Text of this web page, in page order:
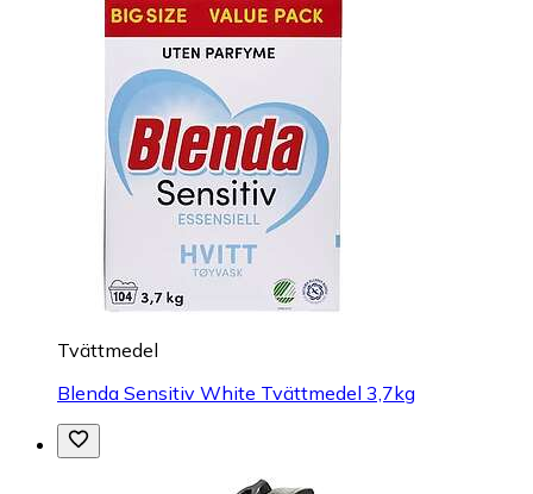
Tvättmedel
Blenda Sensitiv White Tvättmedel 3,7kg